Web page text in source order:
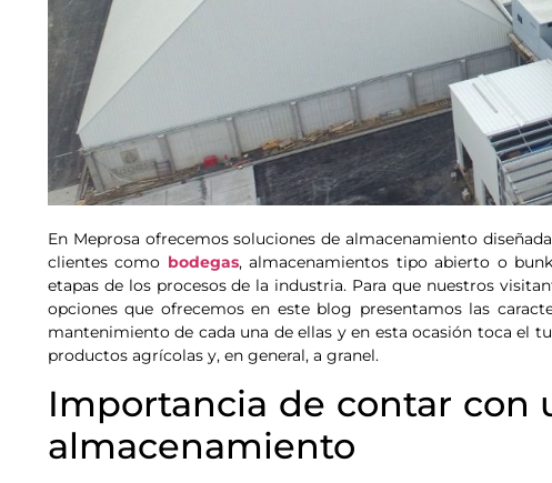
En Meprosa ofrecemos soluciones de almacenamiento
clientes como bodegas, almacenamientos tipo abierto o
etapas de los procesos de la industria. Para que nuestros
opciones que ofrecemos en este blog presentamos las
mantenimiento de cada una de ellas y en esta ocasión toca el
productos agrícolas y, en general, a granel.
Importancia de contar con
almacenamiento